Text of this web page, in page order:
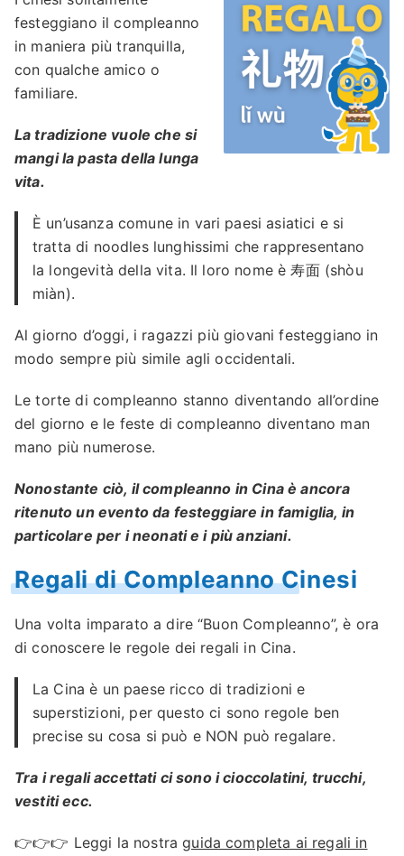
festeggiano il compleanno
in maniera più tranquilla,
con qualche amico o
familiare.
La tradizione vuole che si
mangi la pasta della lunga
vita.
È un’usanza comune in vari paesi asiatici e si
tratta di noodles lunghissimi che rappresentano
la longevità della vita. Il loro nome è 寿面 (shòu
miàn).
Al giorno d’oggi, i ragazzi più giovani festeggiano in
modo sempre più simile agli occidentali.
Le torte di compleanno stanno diventando all’ordine
del giorno e le feste di compleanno diventano man
mano più numerose.
Nonostante ciò, il compleanno in Cina è ancora
ritenuto un evento da festeggiare in famiglia, in
particolare per i neonati e i più anziani.
Regali di Compleanno Cinesi
Una volta imparato a dire “Buon Compleanno”, è ora
di conoscere le regole dei regali in Cina.
La Cina è un paese ricco di tradizioni e
superstizioni, per questo ci sono regole ben
precise su cosa si può e NON può regalare.
Tra i regali accettati ci sono i cioccolatini, trucchi,
vestiti ecc.
👉👉👉 Leggi la nostraguida completa ai regali in